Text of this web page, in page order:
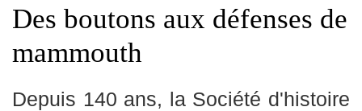
Des boutons aux défenses de
mammouth
Depuis 140 ans, la Société d'histoire